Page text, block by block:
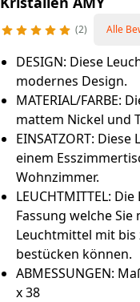
2 Alle
DESIGN: Diese
modernes Design.
MATERIAL/FARBE:
mattem Nickel und
EINSATZORT:
einem
Wohnzimmer.
LEUCHTMITTEL:
Fassung welche
Leuchtmittel mit bis
bestücken können.
ABMESSUNGEN:
x 38